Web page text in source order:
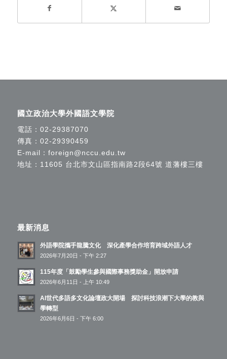
國立政治大學外國語文學院
電話： 02-29387070
傳真：02-29390459
E-mail： foreign@nccu.edu.tw
地址：11605 台北市文山區指南路2段64號 道藩樓三樓
最新消息
外語學院攜手龍騰文化 深化產學合作培育跨域外語人才
2026年7月20日 - 下午 2:27
115年度「鼓勵學生參與國際事務獎助金」開放申請
2026年6月11日 - 上午 10:49
AI世代多語多文化論壇政大開場 探討科技浪潮下大學的教與
學轉型
2026年6月6日 - 下午 6:00